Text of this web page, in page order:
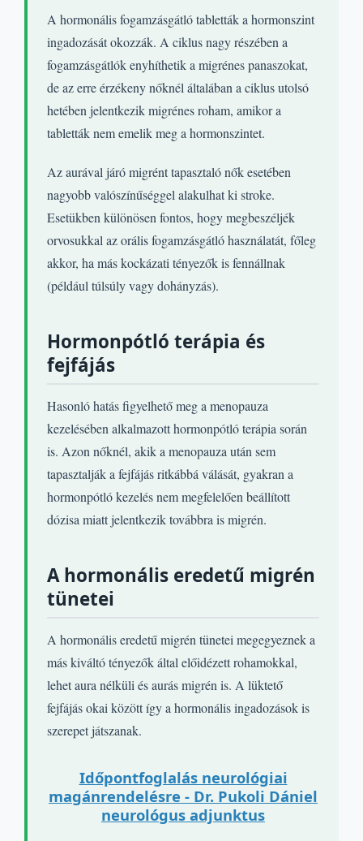
A hormonális fogamzásgátló tabletták a hormonszint
ingadozását okozzák. A ciklus nagy részében a
fogamzásgátlók enyhíthetik a migrénes panaszokat,
de az erre érzékeny nőknél általában a ciklus utolsó
hetében jelentkezik migrénes roham, amikor a
tabletták nem emelik meg a hormonszintet.
Az aurával járó migrént tapasztaló nők esetében
nagyobb valószínűséggel alakulhat ki stroke.
Esetükben különösen fontos, hogy megbeszéljék
orvosukkal az orális fogamzásgátló használatát, főleg
akkor, ha más kockázati tényezők is fennállnak
(például túlsúly vagy dohányzás).
Hormonpótló terápia és
fejfájás
Hasonló hatás figyelhető meg a menopauza
kezelésében alkalmazott hormonpótló terápia során
is. Azon nőknél, akik a menopauza után sem
tapasztalják a fejfájás ritkábbá válását, gyakran a
hormonpótló kezelés nem megfelelően beállított
dózisa miatt jelentkezik továbbra is migrén.
A hormonális eredetű migrén
tünetei
A hormonális eredetű migrén tünetei megegyeznek a
más kiváltó tényezők által előidézett rohamokkal,
lehet aura nélküli és aurás migrén is. A lüktető
fejfájás okai között így a hormonális ingadozások is
szerepet játszanak.
Időpontfoglalás neurológiai
magánrendelésre - Dr. Pukoli Dániel
neurológus adjunktus